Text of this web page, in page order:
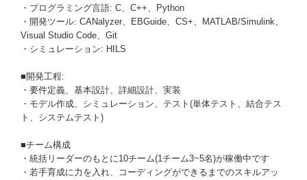
・プログラミング言語: C、C++、Python
・開発ツール: CANalyzer、EBGuide、CS+、MATLAB/Simulink、
Visual Studio Code、Git
・シミュレーション: HILS
■開発工程:
・要件定義、基本設計、詳細設計、実装
・モデル作成、シミュレーション、テスト(単体テスト、結合テス
ト、システムテスト)
■チーム構成
・統括リーダーのもとに10チーム(1チーム3~5名)が稼働中です
・若手育成に力を入れ、コーディングができるまでのスキルアッ